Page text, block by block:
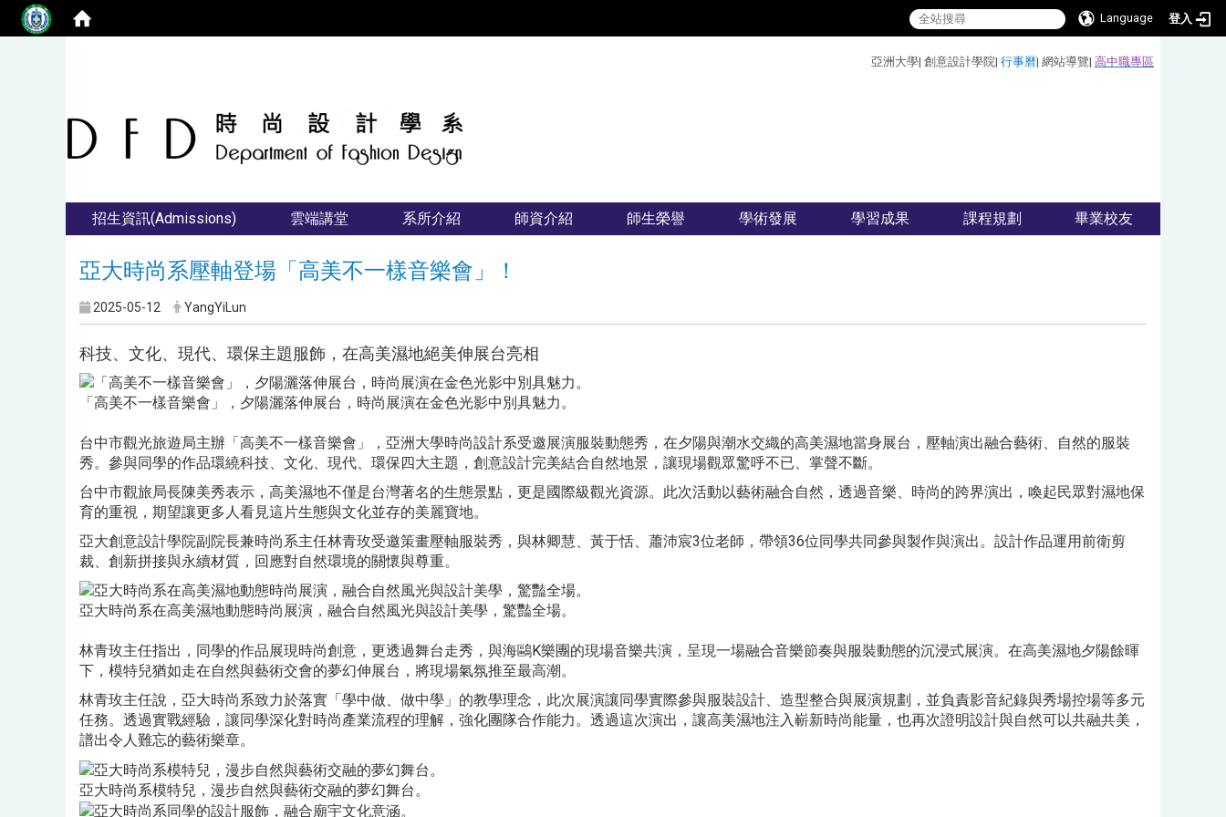
Language 登入
亞洲大學| 創意設計學院| 行事曆| 網站導覽| 高中職專區
招生資訊(Admissions) 雲端講堂 系所介紹 師資介紹 師生榮譽 學術發展 學習成果 課程規劃 畢業校友
亞大時尚系壓軸登場「高美不一樣音樂會」！
2025-05-12 YangYiLun
科技、文化、現代、環保主題服飾，在高美濕地絕美伸展台亮相
「高美不一樣音樂會」，夕陽灑落伸展台，時尚展演在金色光影中別具魅力。
台中市觀光旅遊局主辦「高美不一樣音樂會」，亞洲大學時尚設計系受邀展演服裝動態秀，在夕陽與潮水交織的高美濕地當身展台，壓軸演出融合藝術、自然的服裝
秀。參與同學的作品環繞科技、文化、現代、環保四大主題，創意設計完美結合自然地景，讓現場觀眾驚呼不已、掌聲不斷。
台中市觀旅局長陳美秀表示，高美濕地不僅是台灣著名的生態景點，更是國際級觀光資源。此次活動以藝術融合自然，透過音樂、時尚的跨界演出，喚起民眾對濕地保
育的重視，期望讓更多人看見這片生態與文化並存的美麗寶地。
亞大創意設計學院副院長兼時尚系主任林青玫受邀策畫壓軸服裝秀，與林卿慧、黃于恬、蕭沛宸3位老師，帶領36位同學共同參與製作與演出。設計作品運用前衛剪
裁、創新拼接與永續材質，回應對自然環境的關懷與尊重。
亞大時尚系在高美濕地動態時尚展演，融合自然風光與設計美學，驚豔全場。
林青玫主任指出，同學的作品展現時尚創意，更透過舞台走秀，與海鷗K樂團的現場音樂共演，呈現一場融合音樂節奏與服裝動態的沉浸式展演。在高美濕地夕陽餘暉
下，模特兒猶如走在自然與藝術交會的夢幻伸展台，將現場氣氛推至最高潮。
林青玫主任說，亞大時尚系致力於落實「學中做、做中學」的教學理念，此次展演讓同學實際參與服裝設計、造型整合與展演規劃，並負責影音紀錄與秀場控場等多元
任務。透過實戰經驗，讓同學深化對時尚產業流程的理解，強化團隊合作能力。透過這次演出，讓高美濕地注入嶄新時尚能量，也再次證明設計與自然可以共融共美，
譜出令人難忘的藝術樂章。
亞大時尚系模特兒，漫步自然與藝術交融的夢幻舞台。